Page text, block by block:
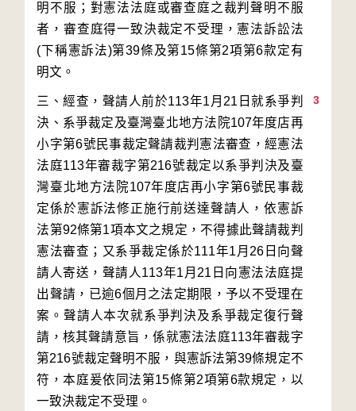
明不服；對憲法法庭或審查庭之裁判聲明不服
者，審查庭得一致決裁定不受理，憲法訴訟法
(下稱憲訴法)第39條及第15條第2項第6款定有
3
三、經查，聲請人前於113年1月21日就系爭判
決、系爭裁定及臺灣臺北地方法院107年度店再
小字第6號民事裁定聲請裁判憲法審查，經憲法
法庭113年審裁字第216號裁定以系爭判決及臺
灣臺北地方法院107年度店再小字第6號民事裁
定係於憲訴法修正施行前送達聲請人，依憲訴
法第92條第1項本文之規定，不得據此聲請裁判
憲法審查；又系爭裁定係於111年1月26日向聲
請人寄送，聲請人113年1月21日向憲法法庭提
出聲請，已逾6個月之法定期限，予以不受理在
案。聲請人本次就系爭判決及系爭裁定復行聲
請，核其聲請意旨，係就憲法法庭113年審裁字
第216號裁定聲明不服，與憲訴法第39條規定不
符，本庭爰依同法第15條第2項第6款規定，以
一致決裁定不受理。